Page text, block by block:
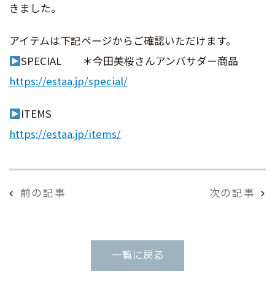
きました。
アイテムは下記ページからご確認いただけます。
SPECIAL ＊今田美桜さんアンバサダー商品
https://estaa.jp/special/
ITEMS
https://estaa.jp/items/
前の記事 次の記事
一覧に戻る